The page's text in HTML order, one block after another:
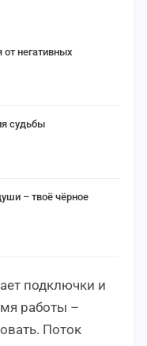
негативных
судьбы
– твоё чёрное
подключки и
работы –
Поток